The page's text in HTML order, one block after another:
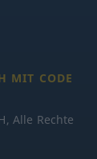
MIT CODE
Alle Rechte